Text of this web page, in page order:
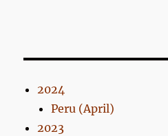
2024
Peru (April)
2023